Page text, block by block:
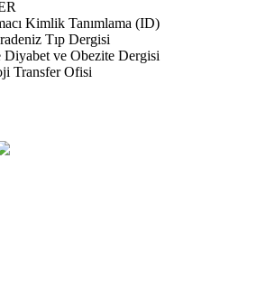
Kimlik Tanımlama (ID)
Tıp Dergisi
ve Obezite Dergisi
Transfer Ofisi